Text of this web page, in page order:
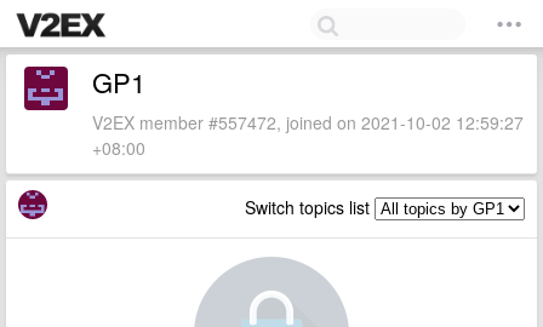
GP1
V2EX member #557472, joined on 2021-10-02 12:59:27
+08:00
Switch topics list